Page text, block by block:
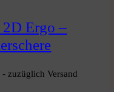
Ergo –
zuzüglich Versand